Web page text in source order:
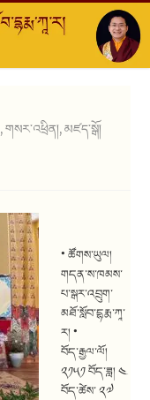
,གསར་འཕྲིན།,མཛད་སྒོ།
• ཚོགས་ཡུལ།
གདན་ས་ཁམས་
པ་སྒར་འབྲུག་
མཐོ་སློབ་དྷརྨ་ཀཱ་
ར། •
བོད་རྒྱལ་ལོ།
༢༡༥༡ བོད་ཟླ། ༤
བོད་ཚེས་ ༢༧